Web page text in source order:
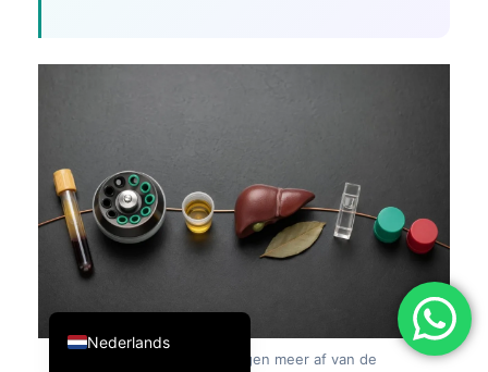
Levermarkers hangen meer af van de
Nederlands
Deutsch
العربية
Français